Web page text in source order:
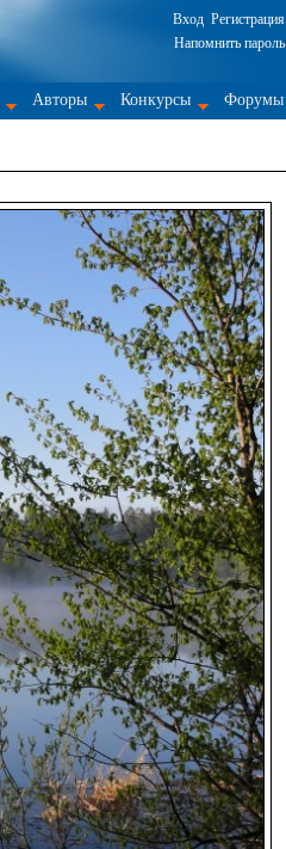
Вход Регистрация
Напомнить пароль
Авторы Конкурсы Форумы